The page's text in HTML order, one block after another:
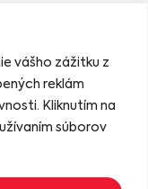
vášho zážitku z
reklám
Kliknutím na
súborov